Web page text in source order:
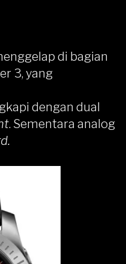
di bagian
3, yang
dengan dual
. Sementara analog